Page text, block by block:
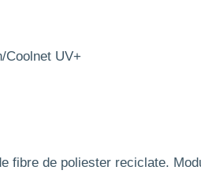
UV+
fibre de poliester reciclate.